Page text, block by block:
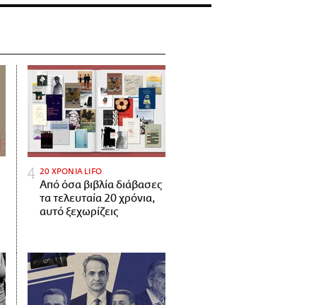
20 ΧΡΟΝΙΑ LIFO
Από όσα βιβλία διάβασες
τα τελευταία 20 χρόνια,
αυτό ξεχωρίζεις